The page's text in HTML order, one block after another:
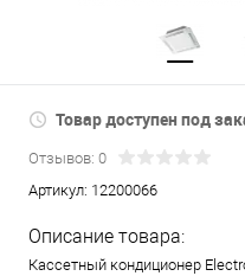
Товар доступен под
Отзывов: 0
Артикул: 12200066
Описание товара:
Кассетный кондиционер